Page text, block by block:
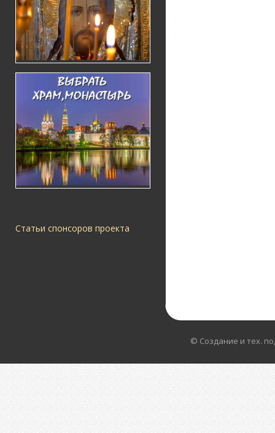
Статьи спонсоров проекта
© Создание и тех.